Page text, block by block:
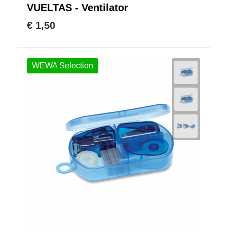
VUELTAS - Ventilator
€ 1,50
WEWA Selection